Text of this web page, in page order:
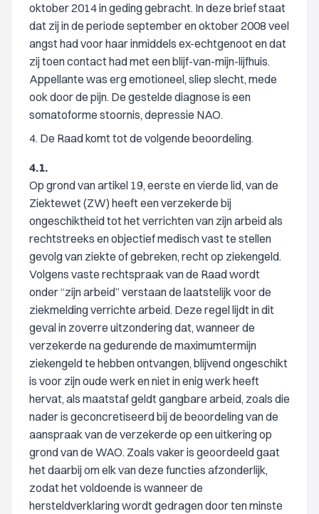
oktober 2014 in geding gebracht. In deze brief staat
dat zij in de periode september en oktober 2008 veel
angst had voor haar inmiddels ex-echtgenoot en dat
zij toen contact had met een blijf-van-mijn-lijfhuis.
Appellante was erg emotioneel, sliep slecht, mede
ook door de pijn. De gestelde diagnose is een
somatoforme stoornis, depressie NAO.
4. De Raad komt tot de volgende beoordeling.
4.1.
Op grond van artikel 19, eerste en vierde lid, van de
Ziektewet (ZW) heeft een verzekerde bij
ongeschiktheid tot het verrichten van zijn arbeid als
rechtstreeks en objectief medisch vast te stellen
gevolg van ziekte of gebreken, recht op ziekengeld.
Volgens vaste rechtspraak van de Raad wordt
onder “zijn arbeid” verstaan de laatstelijk voor de
ziekmelding verrichte arbeid. Deze regel lijdt in dit
geval in zoverre uitzondering dat, wanneer de
verzekerde na gedurende de maximumtermijn
ziekengeld te hebben ontvangen, blijvend ongeschikt
is voor zijn oude werk en niet in enig werk heeft
hervat, als maatstaf geldt gangbare arbeid, zoals die
nader is geconcretiseerd bij de beoordeling van de
aanspraak van de verzekerde op een uitkering op
grond van de WAO. Zoals vaker is geoordeeld gaat
het daarbij om elk van deze functies afzonderlijk,
zodat het voldoende is wanneer de
hersteldverklaring wordt gedragen door ten minste